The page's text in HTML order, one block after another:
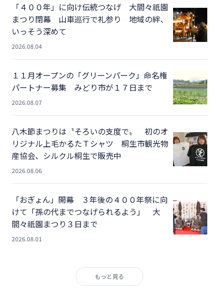
「４００年」に向け伝統つなげ 大間々祇園
まつり閉幕 山車巡行で礼参り 地域の絆、
いっそう深めて
2026.08.04
１１月オープンの「グリーンパーク」命名権
パートナー募集 みどり市が１７日まで
2026.08.07
八木節まつりは〝そろいの支度で〟 初のオ
リジナル上毛かるたＴシャツ 桐生市観光物
産協会、シルクル桐生で販売中
2026.08.06
「おぎょん」開幕 ３年後の４００年祭に向
けて「孫の代までつなげられるよう」 大
間々祇園まつり３日まで
2026.08.01
もっと見る